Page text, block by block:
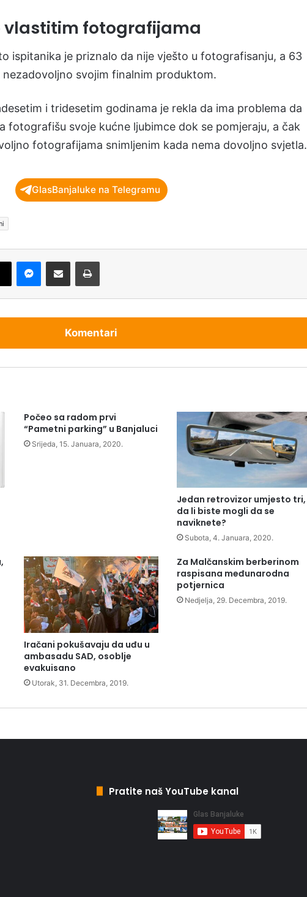
vlastitim fotografijama
ispitanika je priznalo da nije vješto u fotografisanju, a 63
svojim finalnim produktom.
i tridesetim godinama je rekla da ima problema da
fotografišu svoje kućne ljubimce dok se pomjeraju, a čak
fotografijama snimljenim kada nema dovoljno svjetla.
GlasBanjaluke na Telegramu
Komentari
Počeo sa radom prvi
“Pametni parking” u Banjaluci
Srijeda, 15. Januara, 2020.
Jedan retrovizor umjesto tri,
da li biste mogli da se
naviknete?
Subota, 4. Januara, 2020.
Iračani pokušavaju da uđu u
ambasadu SAD, osoblje
evakuisano
Utorak, 31. Decembra, 2019.
Za Malčanskim berberinom
raspisana međunarodna
potjernica
Nedjelja, 29. Decembra, 2019.
Pratite naš YouTube kanal